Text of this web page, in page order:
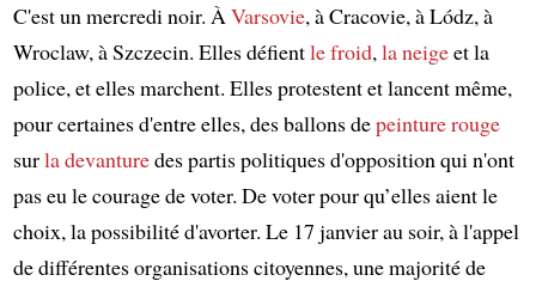
C'est un mercredi noir. ÀVarsovie, à Cracovie, à Lódz, à
Wroclaw, à Szczecin. Elles défientle froid,la neigeet la
police, et elles marchent. Elles protestent et lancent même,
pour certaines d'entre elles, des ballons depeinture rouge
surla devanturedes partis politiques d'opposition qui n'ont
pas eu le courage de voter. De voter pour qu’elles aient le
choix, la possibilité d'avorter. Le 17 janvier au soir, à l'appel
de différentes organisations citoyennes, une majorité de